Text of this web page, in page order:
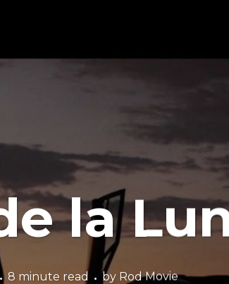
la
8 minute read by Rod Movie